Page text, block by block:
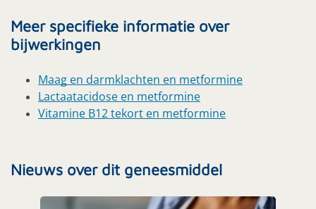
Meer specifieke informatie over
bijwerkingen
Maag en darmklachten en metformine
Lactaatacidose en metformine
Vitamine B12 tekort en metformine
Nieuws over dit geneesmiddel